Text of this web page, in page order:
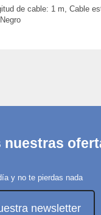
de cable: 1 m, Cable
nuestras
y no te pierdas nada
newsletter